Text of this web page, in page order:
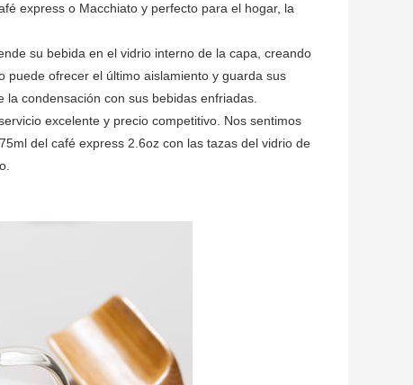
express o Macchiato y perfecto para el hogar, la
su bebida en el vidrio interno de la capa, creando
puede ofrecer el último aislamiento y guarda sus
condensación con sus bebidas enfriadas.
excelente y precio competitivo. Nos sentimos
del café express 2.6oz con las tazas del vidrio de